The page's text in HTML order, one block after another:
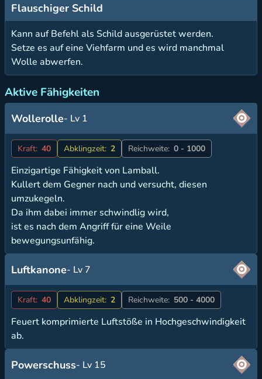
Flauschiger Schild
Kann auf Befehl als Schild ausgerüstet werden.
Setze es auf eine Viehfarm und es wird manchmal
Wolle abwerfen.
Aktive Fähigkeiten
Wollerolle- Lv 1
Kraft: 40 Abklingzeit: 2 Reichweite: 0 - 1000
Einzigartige Fähigkeit von Lamball.
Kullert dem Gegner nach und versucht, diesen
umzukegeln.
Da ihm dabei immer schwindlig wird,
ist es nach dem Angriff für eine Weile
bewegungsunfähig.
Luftkanone- Lv 7
Kraft: 40 Abklingzeit: 2 Reichweite: 500 - 4000
Feuert komprimierte Luftstöße in Hochgeschwindigkeit
ab.
Powerschuss- Lv 15